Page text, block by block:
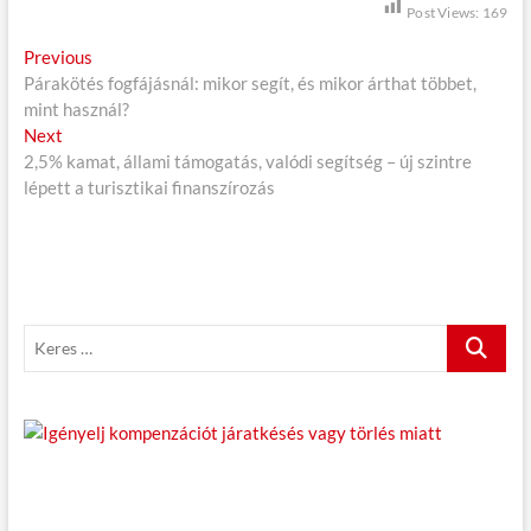
Post Views: 169
B
e
j
e
é
s
a
Previous
r
e
i
o
:
Párakötés fogfájásnál: mikor segít, és mikor árthat többet,
mint használ?
Next
e
x
:
2,5% kamat, állami támogatás, valódi segítség – új szintre
lépett a turisztikai finanszírozás